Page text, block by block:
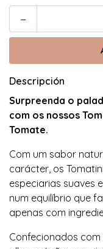
-
Descripción
Surpreenda o
com os nossos
Tomate.
Com um sabor
carácter, os
especiarias suaves
num equilíbrio que
apenas com
Confecionados